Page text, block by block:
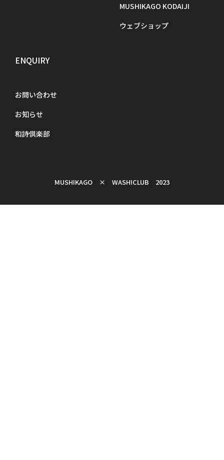
MUSHIKAGO KODAIJI
ウェブショップ
ENQUIRY
お問い合わせ
お知らせ
和詩倶楽部
MUSHIKAGO × WASHICLUB 2023